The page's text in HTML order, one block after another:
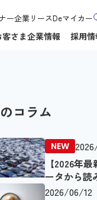
ー企業 リースDeマイカー
さま企業情報 採用
コラム
【2026年
ータから読
両の動向と
2026/06/12